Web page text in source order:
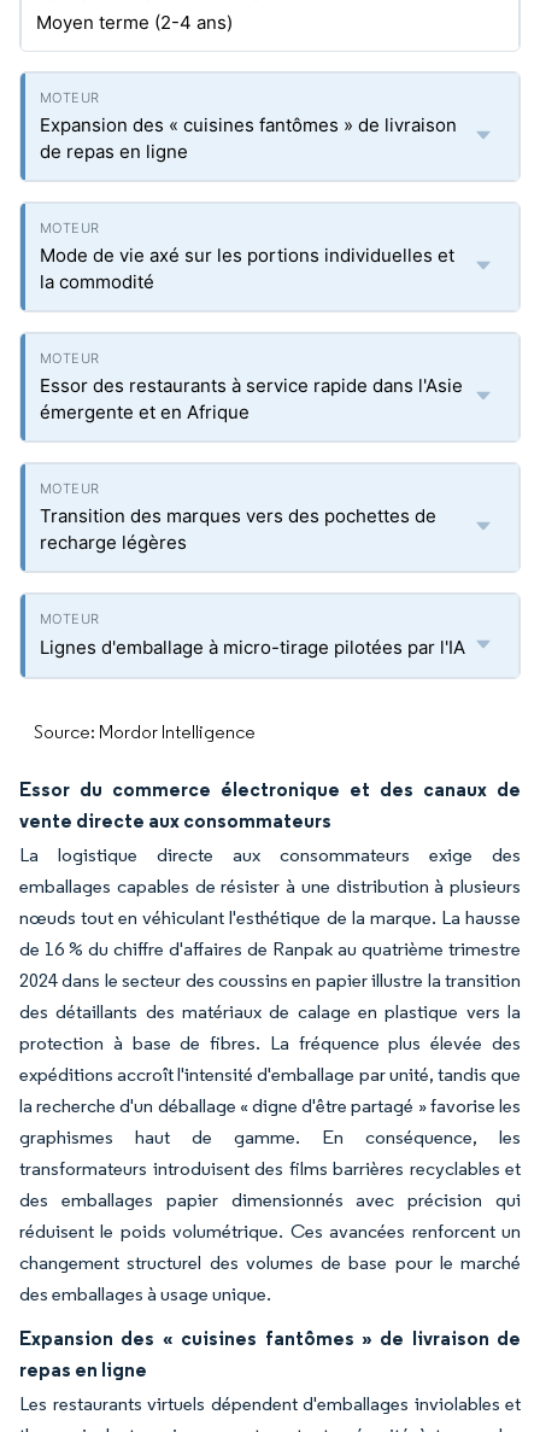
Moyen terme (2-4 ans)
Expansion des « cuisines fantômes » de livraison
de repas en ligne
Mode de vie axé sur les portions individuelles et
la commodité
Essor des restaurants à service rapide dans l'Asie
émergente et en Afrique
Transition des marques vers des pochettes de
recharge légères
Lignes d'emballage à micro-tirage pilotées par l'IA
Source: Mordor Intelligence
Essor du commerce électronique et des canaux de
vente directe aux consommateurs
La logistique directe aux consommateurs exige des
emballages capables de résister à une distribution à plusieurs
nœuds tout en véhiculant l'esthétique de la marque. La hausse
de 16 % du chiffre d'affaires de Ranpak au quatrième trimestre
2024 dans le secteur des coussins en papier illustre la transition
des détaillants des matériaux de calage en plastique vers la
protection à base de fibres. La fréquence plus élevée des
expéditions accroît l'intensité d'emballage par unité, tandis que
la recherche d'un déballage « digne d'être partagé » favorise les
graphismes haut de gamme. En conséquence, les
transformateurs introduisent des films barrières recyclables et
des emballages papier dimensionnés avec précision qui
réduisent le poids volumétrique. Ces avancées renforcent un
changement structurel des volumes de base pour le marché
des emballages à usage unique.
Expansion des « cuisines fantômes » de livraison de
repas en ligne
Les restaurants virtuels dépendent d'emballages inviolables et